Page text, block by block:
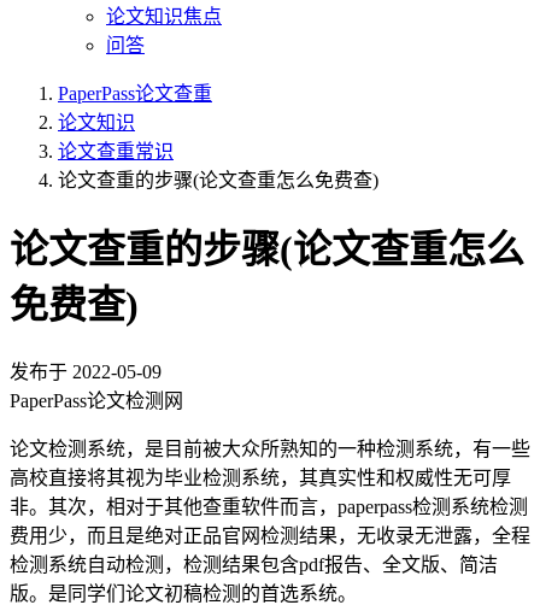
论文知识焦点
问答
PaperPass论文查重
论文知识
论文查重常识
论文查重的步骤(论文查重怎么免费查)
论文查重的步骤(论文查重怎么
免费查)
发布于 2022-05-09
PaperPass论文检测网
论文检测系统，是目前被大众所熟知的一种检测系统，有一些
高校直接将其视为毕业检测系统，其真实性和权威性无可厚
非。其次，相对于其他查重软件而言，paperpass检测系统检测
费用少，而且是绝对正品官网检测结果，无收录无泄露，全程
检测系统自动检测，检测结果包含pdf报告、全文版、简洁
版。是同学们论文初稿检测的首选系统。